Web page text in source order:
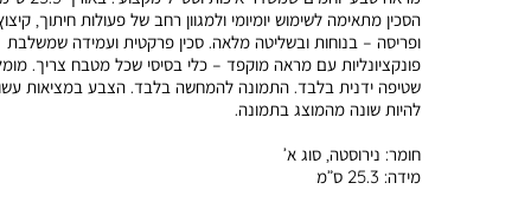
הסכין מתאימה לשימוש יומיומי ולמגוון רחב של פעולות חיתוך,
ופריסה – בנוחות ובשליטה מלאה. סכין פרקטית ועמידה שמשלבת
פונקציונליות עם מראה מוקפד – כלי בסיסי שכל מטבח צריך.
שטיפה ידנית בלבד. התמונה להמחשה בלבד. הצבע במציאות
להיות שונה מהמוצג בתמונה.
חומר: נירוסטה, סוג א’
מידה: 25.3 ס”מ